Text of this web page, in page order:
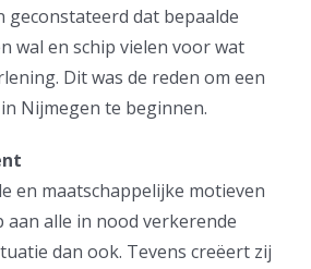
geconstateerd dat bepaalde
wal en schip vielen voor wat
Dit was de reden om een
Nijmegen te beginnen.
en maatschappelijke motieven
aan alle in nood verkerende
dan ook. Tevens creëert zij